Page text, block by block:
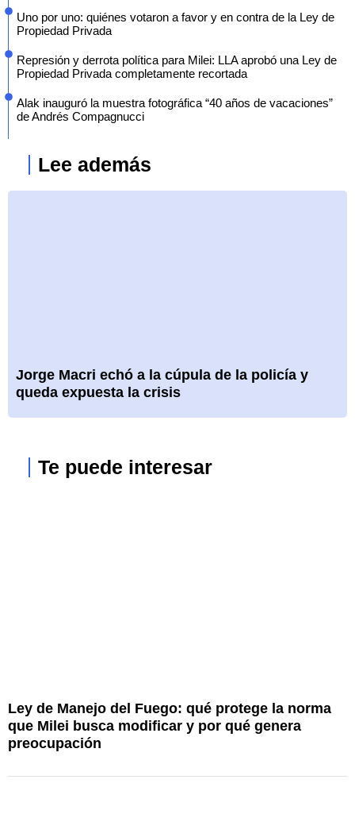
Uno por uno: quiénes votaron a favor y en contra de la Ley de
Propiedad Privada
Represión y derrota política para Milei: LLA aprobó una Ley de
Propiedad Privada completamente recortada
Alak inauguró la muestra fotográfica “40 años de vacaciones”
de Andrés Compagnucci
Lee además
Jorge Macri echó a la cúpula de la policía y
queda expuesta la crisis
Te puede interesar
Ley de Manejo del Fuego: qué protege la norma
que Milei busca modificar y por qué genera
preocupación